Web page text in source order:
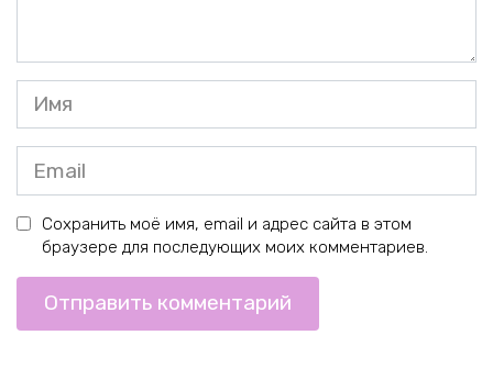
Имя
Email
Сохранить моё имя, email и адрес сайта в этом
браузере для последующих моих комментариев.